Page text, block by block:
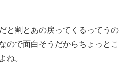
と割とあの戻ってくるってうの
ので面白そうだからちょっとこ
ね。